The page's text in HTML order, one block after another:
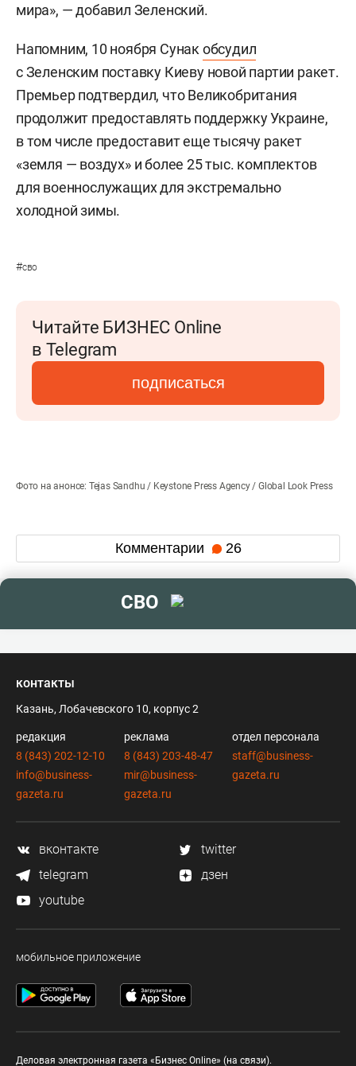
мира», — добавил Зеленский.
Напомним, 10 ноября Сунак обсудил
с Зеленским поставку Киеву новой партии ракет.
Премьер подтвердил, что Великобритания
продолжит предоставлять поддержку Украине,
в том числе предоставит еще тысячу ракет
«земля — воздух» и более 25 тыс. комплектов
для военнослужащих для экстремально
холодной зимы.
#сво
Читайте БИЗНЕС Online
в Telegram
подписаться
Фото на анонсе: Tejas Sandhu / Keystone Press Agency / Global Look Press
Комментарии 26
СВО
контакты
Казань, Лобачевского 10, корпус 2
редакция
8 (843) 202-12-10
info@business-
gazeta.ru
реклама
8 (843) 203-48-47
mir@business-
gazeta.ru
отдел персонала
staff@business-
gazeta.ru
вконтакте
twitter
telegram
дзен
youtube
мобильное приложение
Деловая электронная газета «Бизнес Online» (на связи).